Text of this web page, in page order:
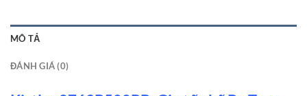
MÔ TẢ
ĐÁNH GIÁ (0)